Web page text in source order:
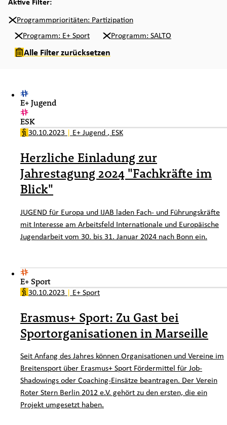
Programmprioritäten: Partizipation
Programm: E+ Sport
Programm: SALTO
Alle Filter zurücksetzen
E+ Jugend
ESK
30.10.2023 | E+ Jugend , ESK
Herzliche Einladung zur
Jahrestagung 2024 "Fachkräfte im
Blick"
JUGEND für Europa und IJAB laden Fach- und Führungskräfte
mit Interesse am Arbeitsfeld Internationale und Europäische
Jugendarbeit vom 30. bis 31. Januar 2024 nach Bonn ein.
E+ Sport
30.10.2023 | E+ Sport
Erasmus+ Sport: Zu Gast bei
Sportorganisationen in Marseille
Seit Anfang des Jahres können Organisationen und Vereine im
Breitensport über Erasmus+ Sport Fördermittel für Job-
Shadowings oder Coaching-Einsätze beantragen. Der Verein
Roter Stern Berlin 2012 e.V. gehört zu den ersten, die ein
Projekt umgesetzt haben.